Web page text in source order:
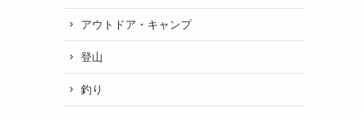
アウトドア・キャンプ
登山
釣り